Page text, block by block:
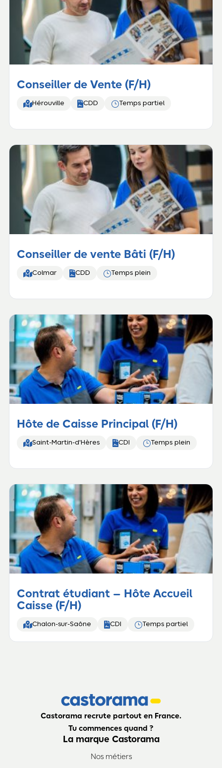
Conseiller de Vente (F/H)
Hérouville CDD }Temps partiel
Conseiller de vente Bâti (F/H)
Colmar CDD }Temps plein
Hôte de Caisse Principal (F/H)
Saint-Martin-d'Hères CDI }Temps plein
Contrat étudiant – Hôte Accueil
Caisse (F/H)
Chalon-sur-Saône CDI }Temps partiel
Castorama recrute partout en France.
Tu commences quand ?
La marque Castorama
Nos métiers